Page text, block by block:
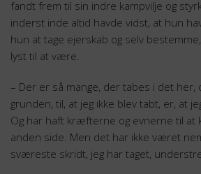
fandt frem til sin indre kampvilje og
inderst inde altid havde vidst, at hun
hun at tage ejerskab og selv
lyst til at være.
– Der er så mange, der tabes i det her,
grunden, til, at jeg ikke blev tabt, er, at
Og har haft kræfterne og evnerne til at
anden side. Men det har ikke været
sværeste skridt, jeg har taget,